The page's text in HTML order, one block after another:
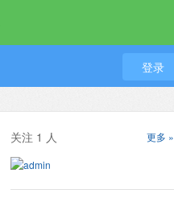
登录
更多 »
关注 1 人